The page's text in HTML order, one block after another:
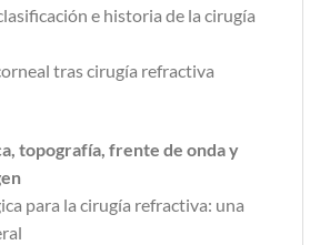
e historia de la cirugía
tras cirugía refractiva
topografía, frente de onda y
para la cirugía refractiva: una